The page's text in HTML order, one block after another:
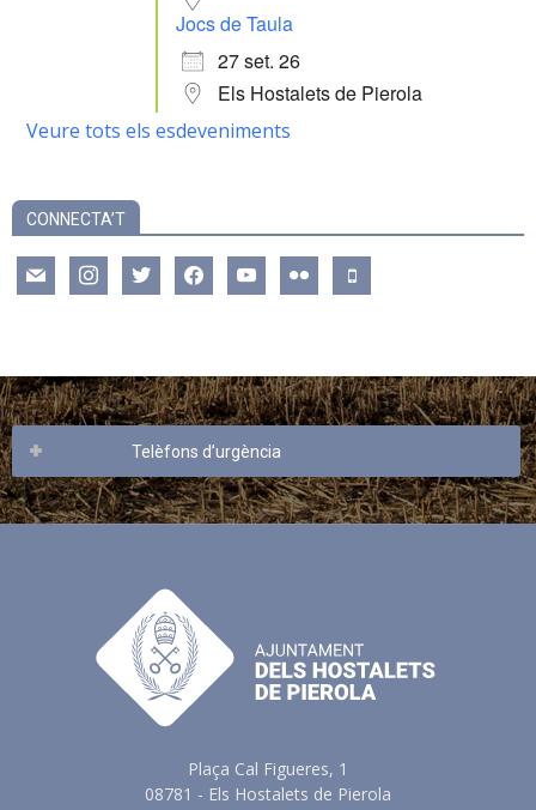
Jocs de Taula
27 set. 26
Els Hostalets de Pierola
Veure tots els esdeveniments
CONNECTA’T
mail instagramtwitter facebookyoutube flickr mobile
Telèfons d’urgència
Plaça Cal Figueres, 1
08781 - Els Hostalets de Pierola